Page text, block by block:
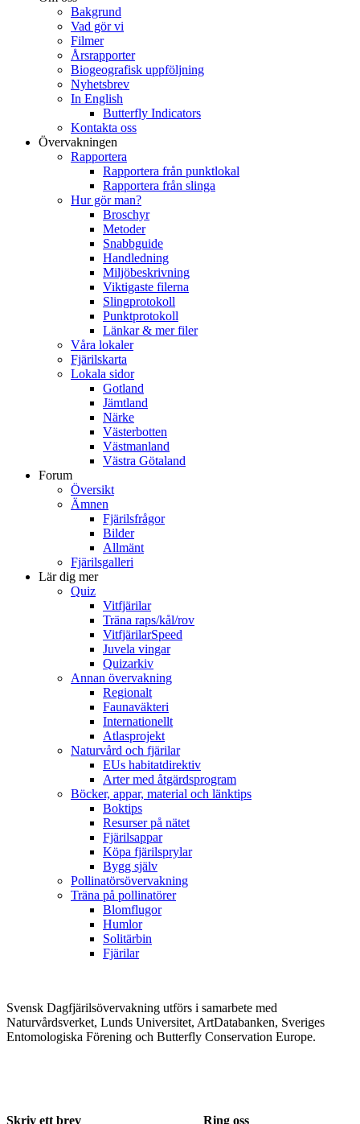
Bakgrund
Vad gör vi
Filmer
Årsrapporter
Biogeografisk uppföljning
Nyhetsbrev
In English
Butterfly Indicators
Kontakta oss
Övervakningen
Rapportera
Rapportera från punktlokal
Rapportera från slinga
Hur gör man?
Broschyr
Metoder
Snabbguide
Handledning
Miljöbeskrivning
Viktigaste filerna
Slingprotokoll
Punktprotokoll
Länkar & mer filer
Våra lokaler
Fjärilskarta
Lokala sidor
Gotland
Jämtland
Närke
Västerbotten
Västmanland
Västra Götaland
Forum
Översikt
Ämnen
Fjärilsfrågor
Bilder
Allmänt
Fjärilsgalleri
Lär dig mer
Quiz
Vitfjärilar
Träna raps/kål/rov
VitfjärilarSpeed
Juvela vingar
Quizarkiv
Annan övervakning
Regionalt
Faunaväkteri
Internationellt
Atlasprojekt
Naturvård och fjärilar
EUs habitatdirektiv
Arter med åtgärdsprogram
Böcker, appar, material och länktips
Boktips
Resurser på nätet
Fjärilsappar
Köpa fjärilsprylar
Bygg själv
Pollinatörsövervakning
Träna på pollinatörer
Blomflugor
Humlor
Solitärbin
Fjärilar
Svensk Dagfjärilsövervakning utförs i samarbete med
Naturvårdsverket, Lunds Universitet, ArtDatabanken, Sveriges
Entomologiska Förening och Butterfly Conservation Europe.
Skriv ett brev Ring oss